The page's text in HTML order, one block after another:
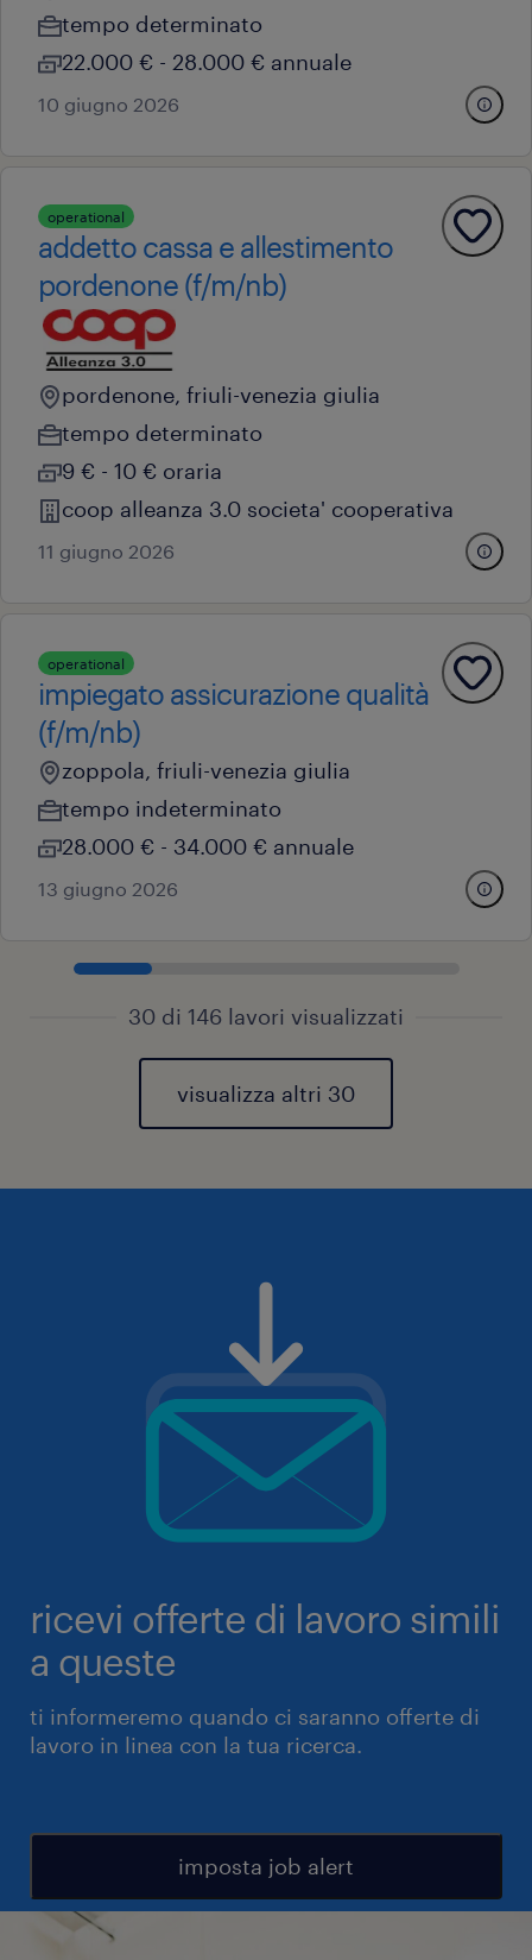
tempo determinato
22.000 € - 28.000 € annuale
10 giugno 2026
operational
addetto cassa e allestimento
pordenone (f/m/nb)
pordenone, friuli-venezia giulia
tempo determinato
9 € - 10 € oraria
coop alleanza 3.0 societa' cooperativa
11 giugno 2026
operational
impiegato assicurazione qualità
(f/m/nb)
zoppola, friuli-venezia giulia
tempo indeterminato
28.000 € - 34.000 € annuale
13 giugno 2026
30 di 146 lavori visualizzati
visualizza altri 30
ricevi offerte di lavoro simili
a queste
ti informeremo quando ci saranno offerte di
lavoro in linea con la tua ricerca.
imposta job alert